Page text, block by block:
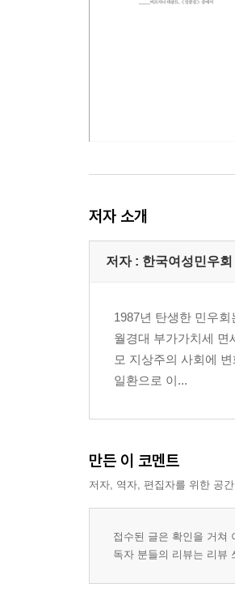
저자 소개
저자 : 한국여성민우회
1987년 탄생한 민우
월경대 부가가치세 면
모 지상주의 사회에
일환으로 이...
만든 이 코멘트
저자, 역자, 편집자를 위한 공
접수된 글은 확인을 거쳐
독자 분들의 리뷰는 리뷰